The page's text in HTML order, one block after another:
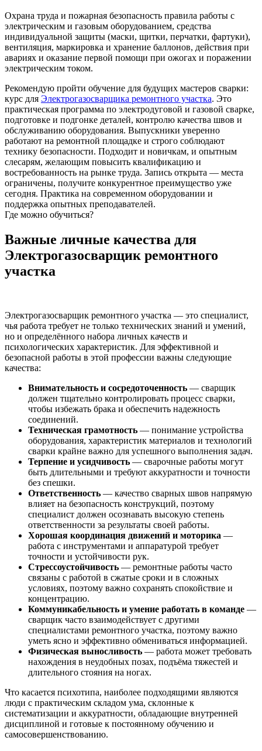
Охрана труда и пожарная безопасность правила работы с
электрическим и газовым оборудованием, средства
индивидуальной защиты (маски, щитки, перчатки, фартуки),
вентиляция, маркировка и хранение баллонов, действия при
авариях и оказание первой помощи при ожогах и поражении
электрическим током.
Рекомендую пройти обучение для будущих мастеров сварки:
курс для Электрогазосварщика ремонтного участка. Это
практическая программа по электродуговой и газовой сварке,
подготовке и подгонке деталей, контролю качества швов и
обслуживанию оборудования. Выпускники уверенно
работают на ремонтной площадке и строго соблюдают
технику безопасности. Подходит и новичкам, и опытным
слесарям, желающим повысить квалификацию и
востребованность на рынке труда. Запись открыта — места
ограничены, получите конкурентное преимущество уже
сегодня. Практика на современном оборудовании и
поддержка опытных преподавателей.
Где можно обучиться?
Важные личные качества для
Электрогазосварщик ремонтного
участка
Электрогазосварщик ремонтного участка — это специалист,
чья работа требует не только технических знаний и умений,
но и определённого набора личных качеств и
психологических характеристик. Для эффективной и
безопасной работы в этой профессии важны следующие
качества:
Внимательность и сосредоточенность — сварщик
должен тщательно контролировать процесс сварки,
чтобы избежать брака и обеспечить надежность
соединений.
Техническая грамотность — понимание устройства
оборудования, характеристик материалов и технологий
сварки крайне важно для успешного выполнения задач.
Терпение и усидчивость — сварочные работы могут
быть длительными и требуют аккуратности и точности
без спешки.
Ответственность — качество сварных швов напрямую
влияет на безопасность конструкций, поэтому
специалист должен осознавать высокую степень
ответственности за результаты своей работы.
Хорошая координация движений и моторика —
работа с инструментами и аппаратурой требует
точности и устойчивости рук.
Стрессоустойчивость — ремонтные работы часто
связаны с работой в сжатые сроки и в сложных
условиях, поэтому важно сохранять спокойствие и
концентрацию.
Коммуникабельность и умение работать в команде —
сварщик часто взаимодействует с другими
специалистами ремонтного участка, поэтому важно
уметь ясно и эффективно обмениваться информацией.
Физическая выносливость — работа может требовать
нахождения в неудобных позах, подъёма тяжестей и
длительного стояния на ногах.
Что касается психотипа, наиболее подходящими являются
люди с практическим складом ума, склонные к
систематизации и аккуратности, обладающие внутренней
дисциплиной и готовые к постоянному обучению и
самосовершенствованию.